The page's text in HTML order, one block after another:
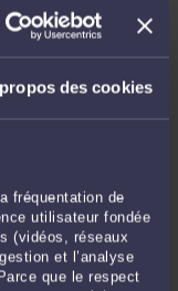
des cookies
fréquentation de
utilisateur fondée
(vidéos, réseaux
et l’analyse
que le respect
ATTEINT UN
À UNE MALADIE
EN CONGÉ DE